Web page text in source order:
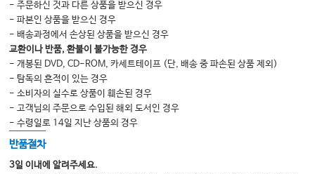
- 주문하신 것과 다른 상품을 받으신 경우
- 파본인 상품을 받으신 경우
- 배송과정에서 손상된 상품을 받으신 경우
교환이나 반품, 환불이 불가능한 경우
- 개봉된 DVD, CD-ROM, 카세트테이프 (단, 배송 중 파손된 상품 제외)
- 탐독의 흔적이 있는 경우
- 소비자의 실수로 상품이 훼손된 경우
- 고객님의 주문으로 수입된 해외 도서인 경우
- 수령일로 14일 지난 상품의 경우
반품절차
3일 이내에 알려주세요.